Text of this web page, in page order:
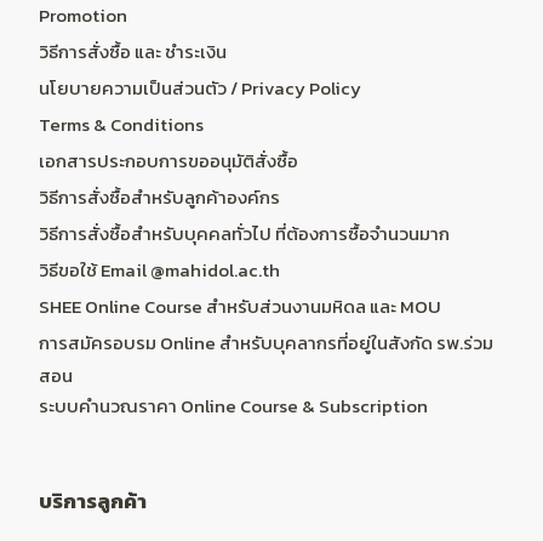
Promotion
วิธีการสั่งซื้อ และ ชำระเงิน
นโยบายความเป็นส่วนตัว / Privacy Policy
Terms & Conditions
เอกสารประกอบการขออนุมัติสั่งซื้อ
วิธีการสั่งซื้อสำหรับลูกค้าองค์กร
วิธีการสั่งซื้อสำหรับบุคคลทั่วไป ที่ต้องการซื้อจำนวนมาก
วิธีขอใช้ Email @mahidol.ac.th
SHEE Online Course สำหรับส่วนงานมหิดล และ MOU
การสมัครอบรม Online สำหรับบุคลากรที่อยู่ในสังกัด รพ.ร่วม
สอน
ระบบคำนวณราคา Online Course & Subscription
บริการลูกค้า